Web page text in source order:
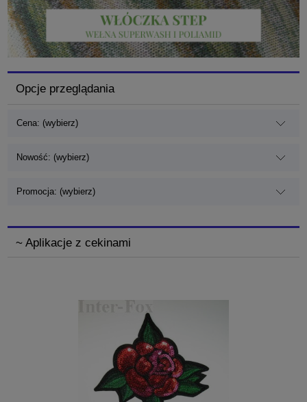
Opcje przeglądania
Cena: (wybierz)
Nowość: (wybierz)
Promocja: (wybierz)
~ Aplikacje z cekinami